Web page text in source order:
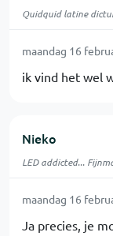
Quidquid latine
maandag 16
ik vind het wel
Nieko
LED addicted...
maandag 16
Ja precies, je